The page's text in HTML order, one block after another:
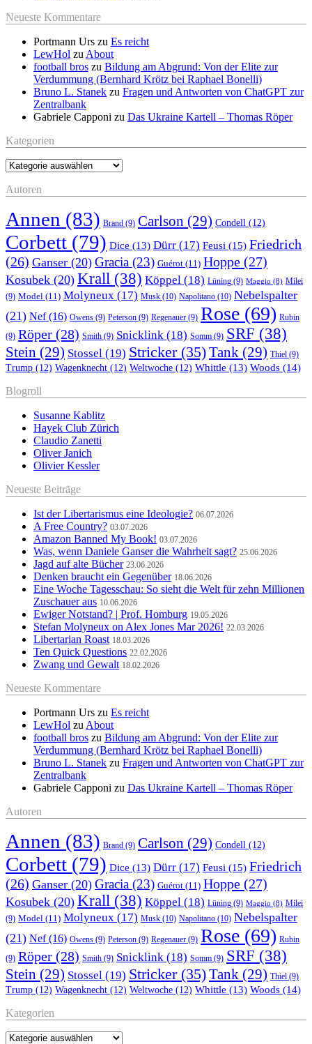
Neueste Kommentare
Portmann Urs zu Es reicht
LewHol zu About
football bros zu Bildung am Abgrund: Von der Elite zur
Verdummung (Bernhard Krötz bei Raphael Bonelli)
Bruno L. Stanek zu Fragen und Antworten von ChatGPT zur
Zentralbank
Gabriele Capponi zu Das Ukraine Kartell – Thomas Röper
Kategorien
Kategorien
Autoren
Annen (83) Brand (9) Carlson (29) Condell (12)
Corbett (79) Dice (13) Dürr (17) Feusi (15) Friedrich
(26) Ganser (20) Gracia (23) Guérot (11) Hoppe (27)
Kosubek (20) Krall (38) Köppel (18) Lüning (9) Maggio (8) Milei
(9) Model (11) Molyneux (17) Musk (10) Napolitano (10) Nebelspalter
(21) Nef(16) Owens (9) Peterson (9) Regenauer (9) Rose (69) Rubin
(9) Röper (28) Smith (9) Snicklink (18) Somm (9) SRF (38)
Stein (29) Stossel (19) Stricker(35)Tank (29) Thiel (9)
Trump (12) Wagenknecht (12) Weltwoche (12) Whittle (13) Woods (14)
Blogroll
Susanne Kablitz
Hayek Club Zürich
Claudio Zanetti
Oliver Janich
Olivier Kessler
Neueste Beiträge
Ist der Libertarismus eine Ideologie? 06.07.2026
A Free Country? 03.07.2026
Amazon Banned My Book! 03.07.2026
Was, wenn Daniele Ganser die Wahrheit sagt? 25.06.2026
Jagd auf alte Bücher 23.06.2026
Denken braucht ein Gegenüber 18.06.2026
Eine Woche Tagesschau: So sieht die Welt für zehn Millionen
Zuschauer aus 10.06.2026
Ewiger Notstand? | Prof. Homburg 19.05.2026
Stefan Molyneux on Alex Jones Mar 2026! 22.03.2026
Libertarian Roast 18.03.2026
Ten Quick Questions 22.02.2026
Zwang und Gewalt 18.02.2026
Neueste Kommentare
Portmann Urs zu Es reicht
LewHol zu About
football bros zu Bildung am Abgrund: Von der Elite zur
Verdummung (Bernhard Krötz bei Raphael Bonelli)
Bruno L. Stanek zu Fragen und Antworten von ChatGPT zur
Zentralbank
Gabriele Capponi zu Das Ukraine Kartell – Thomas Röper
Autoren
Annen (83) Brand (9) Carlson (29) Condell (12)
Corbett (79) Dice (13) Dürr (17) Feusi (15) Friedrich
(26) Ganser (20) Gracia (23) Guérot (11) Hoppe (27)
Kosubek (20) Krall (38) Köppel (18) Lüning (9) Maggio (8) Milei
(9) Model (11) Molyneux (17) Musk (10) Napolitano (10) Nebelspalter
(21) Nef(16) Owens (9) Peterson (9) Regenauer (9) Rose (69) Rubin
(9) Röper (28) Smith (9) Snicklink (18) Somm (9) SRF (38)
Stein (29) Stossel (19) Stricker(35)Tank (29) Thiel (9)
Trump (12) Wagenknecht (12) Weltwoche (12) Whittle (13) Woods (14)
Kategorien
Kategorien